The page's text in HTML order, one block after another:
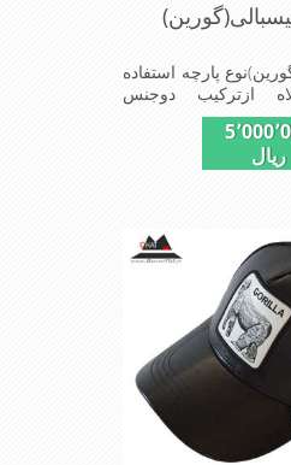
پارچه استفاده
ازترکیب دوجنس
که با
که مناسب این شکل
ازدیگرخصوصیات این کلاه می باشندmade
ریال